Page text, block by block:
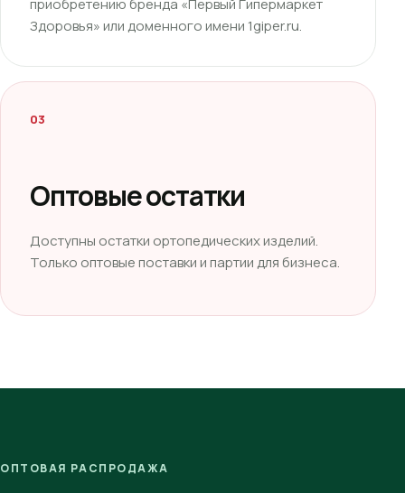
приобретению бренда «Первый Гипермаркет
Здоровья» или доменного имени 1giper.ru.
03
Оптовые остатки
Доступны остатки ортопедических изделий.
Только оптовые поставки и партии для бизнеса.
ОПТОВАЯ РАСПРОДАЖА